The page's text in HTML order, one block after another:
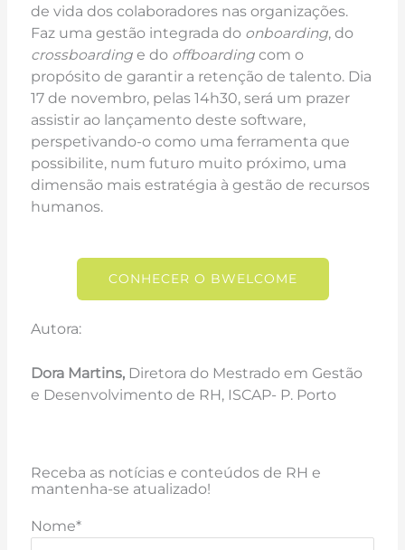
de vida dos colaboradores nas organizações.
Faz uma gestão integrada do onboarding, do
crossboardinge do offboarding com o
propósito de garantir a retenção de talento. Dia
17 de novembro, pelas 14h30, será um prazer
assistir ao lançamento deste software,
perspetivando-o como uma ferramenta que
possibilite, num futuro muito próximo, uma
dimensão mais estratégia à gestão de recursos
humanos.
CONHECER O BWELCOME
Autora:
Dora Martins, Diretora do Mestrado em Gestão
e Desenvolvimento de RH, ISCAP- P. Porto
Receba as notícias e conteúdos de RH e
mantenha-se atualizado!
Nome*